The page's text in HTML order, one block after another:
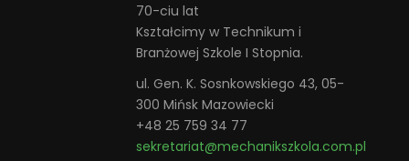
70-ciu lat
Kształcimy w Technikum i
Branżowej Szkole I Stopnia.
ul. Gen. K. Sosnkowskiego 43, 05-
300 Mińsk Mazowiecki
+48 25 759 34 77
sekretariat@mechanikszkola.com.pl